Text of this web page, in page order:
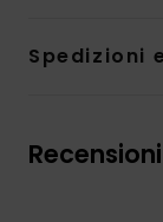
Spedizioni